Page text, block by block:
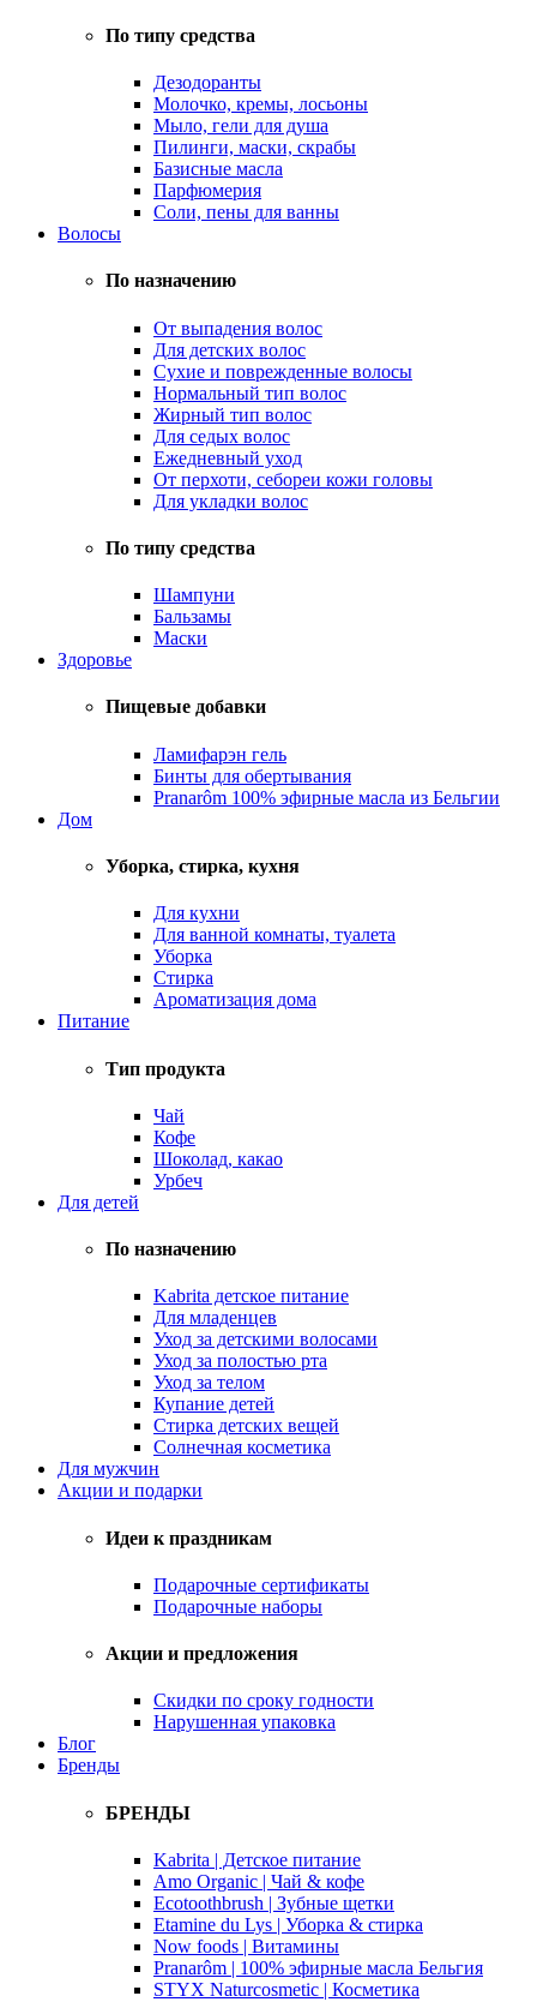
По типу средства
Дезодоранты
Молочко, кремы, лосьоны
Мыло, гели для душа
Пилинги, маски, скрабы
Базисные масла
Парфюмерия
Соли, пены для ванны
Волосы
По назначению
От выпадения волос
Для детских волос
Сухие и поврежденные волосы
Нормальный тип волос
Жирный тип волос
Для седых волос
Ежедневный уход
От перхоти, себореи кожи головы
Для укладки волос
По типу средства
Шампуни
Бальзамы
Маски
Здоровье
Пищевые добавки
Ламифарэн гель
Бинты для обертывания
Pranarôm 100% эфирные масла из Бельгии
Дом
Уборка, стирка, кухня
Для кухни
Для ванной комнаты, туалета
Уборка
Стирка
Ароматизация дома
Питание
Тип продукта
Чай
Кофе
Шоколад, какао
Урбеч
Для детей
По назначению
Kabrita детское питание
Для младенцев
Уход за детскими волосами
Уход за полостью рта
Уход за телом
Купание детей
Стирка детских вещей
Солнечная косметика
Для мужчин
Акции и подарки
Идеи к праздникам
Подарочные сертификаты
Подарочные наборы
Акции и предложения
Скидки по сроку годности
Нарушенная упаковка
Блог
Бренды
БРЕНДЫ
Kabrita | Детское питание
Amo Organic | Чай & кофе
Ecotoothbrush | Зубные щетки
Etamine du Lys | Уборка & стирка
Now foods | Витамины
Pranarôm | 100% эфирные масла Бельгия
STYX Naturcosmetic | Косметика